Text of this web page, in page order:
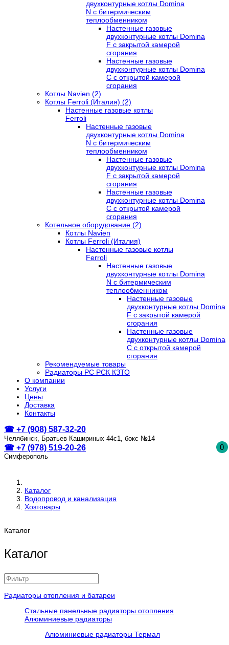
двухконтурные котлы Domina
N с битермическим
теплообменником
Настенные газовые
двухконтурные котлы Domina
F с закрытой камерой
сгорания
Настенные газовые
двухконтурные котлы Domina
C с открытой камерой
сгорания
Котлы Navien (2)
Котлы Ferroli (Италия) (2)
Настенные газовые котлы
Ferroli
Настенные газовые
двухконтурные котлы Domina
N с битермическим
теплообменником
Настенные газовые
двухконтурные котлы Domina
F с закрытой камерой
сгорания
Настенные газовые
двухконтурные котлы Domina
C с открытой камерой
сгорания
Котельное оборудование (2)
Котлы Navien
Котлы Ferroli (Италия)
Настенные газовые котлы
Ferroli
Настенные газовые
двухконтурные котлы Domina
N с битермическим
теплообменником
Настенные газовые
двухконтурные котлы Domina
F с закрытой камерой
сгорания
Настенные газовые
двухконтурные котлы Domina
C с открытой камерой
сгорания
Рекомендуемые товары
Радиаторы РС РСК КЗТО
О компании
Услуги
Цены
Доставка
Контакты
☎ +7 (908) 587-32-20
Челябинск, Братьев Кашириных 44с1, бокс №14
☎ +7 (978) 519-20-26
Симферополь
0
Каталог
Водопровод и канализация
Хозтовары
Каталог
Каталог
Радиаторы отопления и батареи
Стальные панельные радиаторы отопления
Алюминиевые радиаторы
Алюминиевые радиаторы Термал